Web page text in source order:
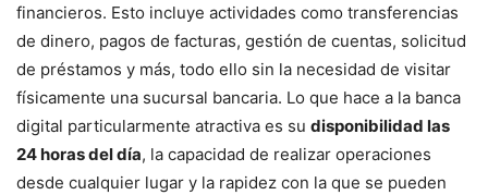
financieros. Esto incluye actividades como transferencias
de dinero, pagos de facturas, gestión de cuentas, solicitud
de préstamos y más, todo ello sin la necesidad de visitar
físicamente una sucursal bancaria. Lo que hace a la banca
digital particularmente atractiva es su disponibilidad las
24 horas del día, la capacidad de realizar operaciones
desde cualquier lugar y la rapidez con la que se pueden